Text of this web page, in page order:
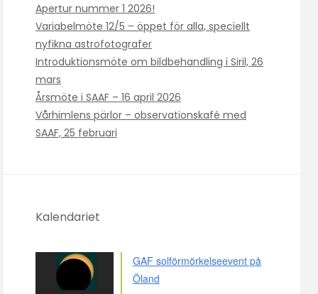
Apertur nummer 1 2026!
Variabelmöte 12/5 – öppet för alla, speciellt
nyfikna astrofotografer
Introduktionsmöte om bildbehandling i Siril, 26
mars
Årsmöte i SAAF – 16 april 2026
Vårhimlens pärlor – observationskafé med
SAAF, 25 februari
Kalendariet
GAF solförmörkelseevent på
Öland